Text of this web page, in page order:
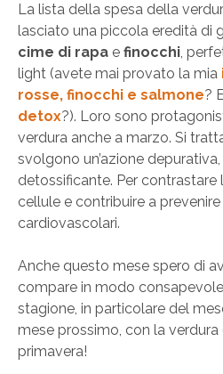
La lista della spesa della
lasciato una piccola eredità di
cime di rapa e finocchi,
light (avete mai provato la mia
rosse, finocchi e salmone?
detox?). Loro sono
verdura anche a marzo. Si
svolgono un’azione
detossificante. Per contrastare
cellule e contribuire a
cardiovascolari.
Anche questo mese spero di
compare in modo
stagione, in particolare del
mese prossimo, con la
primavera!